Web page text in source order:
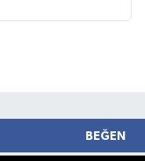
BEĞEN